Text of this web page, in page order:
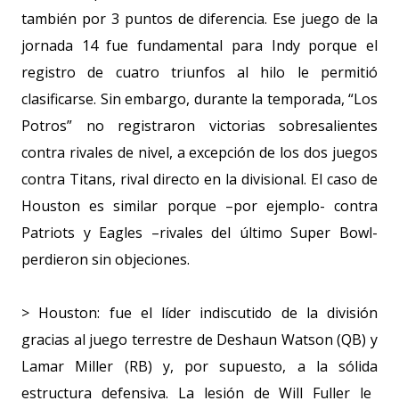
también por 3 puntos de diferencia. Ese juego de la
jornada 14 fue fundamental para Indy porque el
registro de cuatro triunfos al hilo le permitió
clasificarse. Sin embargo, durante la temporada, “Los
Potros” no registraron victorias sobresalientes
contra rivales de nivel, a excepción de los dos juegos
contra Titans, rival directo en la divisional. El caso de
Houston es similar porque –por ejemplo- contra
Patriots y Eagles –rivales del último Super Bowl-
perdieron sin objeciones.
> Houston: fue el líder indiscutido de la división
gracias al juego terrestre de Deshaun Watson (QB) y
Lamar Miller (RB) y, por supuesto, a la sólida
estructura defensiva. La lesión de Will Fuller le